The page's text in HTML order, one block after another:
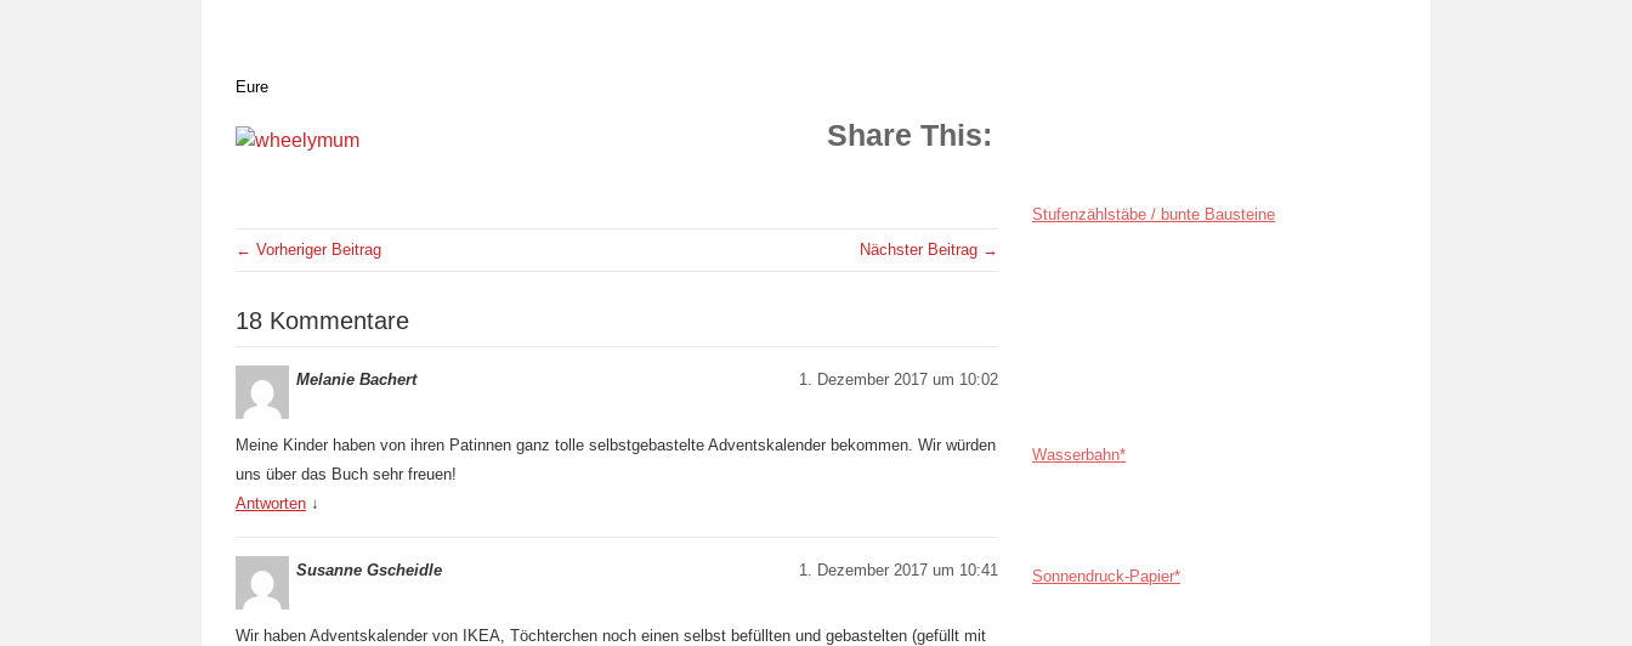
Eure
Share This:
← Vorheriger Beitrag Nächster Beitrag →
18 Kommentare
Melanie Bachert 1. Dezember 2017 um 10:02
Meine Kinder haben von ihren Patinnen ganz tolle selbstgebastelte Adventskalender bekommen. Wir würden
uns über das Buch sehr freuen!
Antworten ↓
Susanne Gscheidle 1. Dezember 2017 um 10:41
Wir haben Adventskalender von IKEA, Töchterchen noch einen selbst befüllten und gebastelten (gefüllt mit
Stufenzählstäbe / bunte Bausteine
Wasserbahn*
Sonnendruck-Papier*